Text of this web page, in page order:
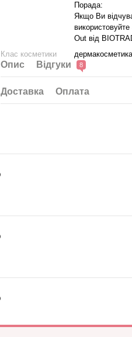
Порада:
Якщо Ви
Out від
Клас косметики
Опис Відгуки 8
Доставка Оплата